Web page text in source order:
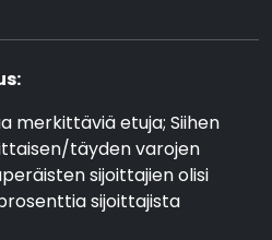
merkittäviä etuja; Siihen
täyden varojen
sijoittajien olisi
sijoittajista